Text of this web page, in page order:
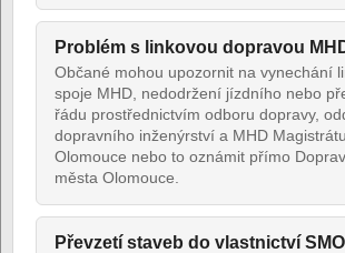
Problém s linkovou dopravou
Občané mohou upozornit na vynechání
spoje MHD, nedodržení jízdního nebo
řádu prostřednictvím odboru dopravy,
dopravního inženýrství a MHD
Olomouce nebo to oznámit přímo
města Olomouce.
Převzetí staveb do vlastnictví SMOl